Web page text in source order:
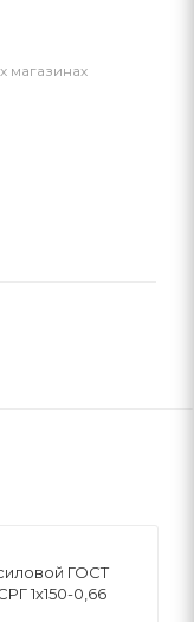
магазинах
ГОСТ
1х150-0,66